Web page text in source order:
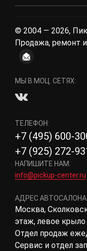
© 2004 — 2026,
Продажа, ремонт
МЫ В МОЦ. СЕТЯХ:
ТЕЛЕФОН:
+7 (495) 600-
+7 (925) 272-
НАПИШИТЕ НАМ:
info@pickup-center.ru
АДРЕС АВТОСАЛОНА:
Москва,
этаж, левое
Отдел продаж
Сервис и отдел